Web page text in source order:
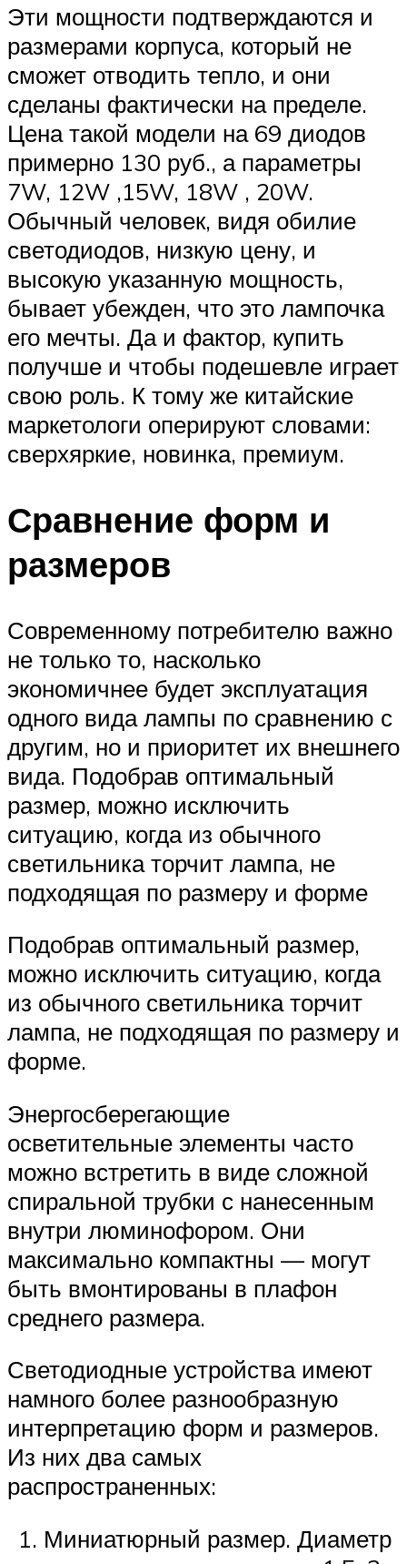
Эти мощности подтверждаются и
размерами корпуса, который не
сможет отводить тепло, и они
сделаны фактически на пределе.
Цена такой модели на 69 диодов
примерно 130 руб., а параметры
7W, 12W ,15W, 18W , 20W.
Обычный человек, видя обилие
светодиодов, низкую цену, и
высокую указанную мощность,
бывает убежден, что это лампочка
его мечты. Да и фактор, купить
получше и чтобы подешевле играет
свою роль. К тому же китайские
маркетологи оперируют словами:
сверхяркие, новинка, премиум.
Сравнение форм и
размеров
Современному потребителю важно
не только то, насколько
экономичнее будет эксплуатация
одного вида лампы по сравнению с
другим, но и приоритет их внешнего
вида. Подобрав оптимальный
размер, можно исключить
ситуацию, когда из обычного
светильника торчит лампа, не
подходящая по размеру и форме
Подобрав оптимальный размер,
можно исключить ситуацию, когда
из обычного светильника торчит
лампа, не подходящая по размеру и
форме.
Энергосберегающие
осветительные элементы часто
можно встретить в виде сложной
спиральной трубки с нанесенным
внутри люминофором. Они
максимально компактны — могут
быть вмонтированы в плафон
среднего размера.
Светодиодные устройства имеют
намного более разнообразную
интерпретацию форм и размеров.
Из них два самых
распространенных:
Миниатюрный размер. Диаметр